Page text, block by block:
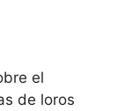
el
de loros